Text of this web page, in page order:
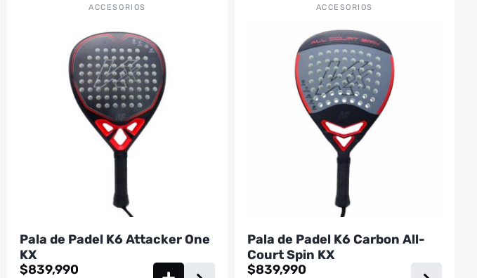
ACCESORIOS
Pala de Padel K6 Attacker One
KX
$839,990
ACCESORIOS
variantes.
producto
Pala de Padel K6 Carbon All-
Court Spin KX
$839,990